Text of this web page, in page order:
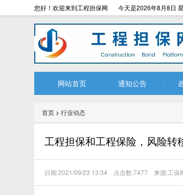
您好！欢迎来到工程担保网 今天是2026年8月8日
网站首页 通知公告
首页 > 行业动态
工程担保和工程保险，风险转
日期:2021/09/23 13:34 点击数:7477 来源:工保